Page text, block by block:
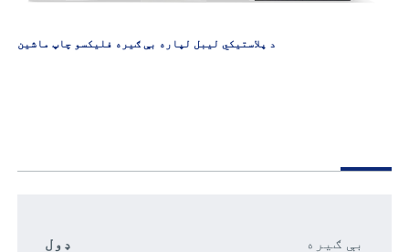
د پلاستيکي ليبل لپاره بې ګیره فلیکسو چاپ ماشین
ډول بې ګیره